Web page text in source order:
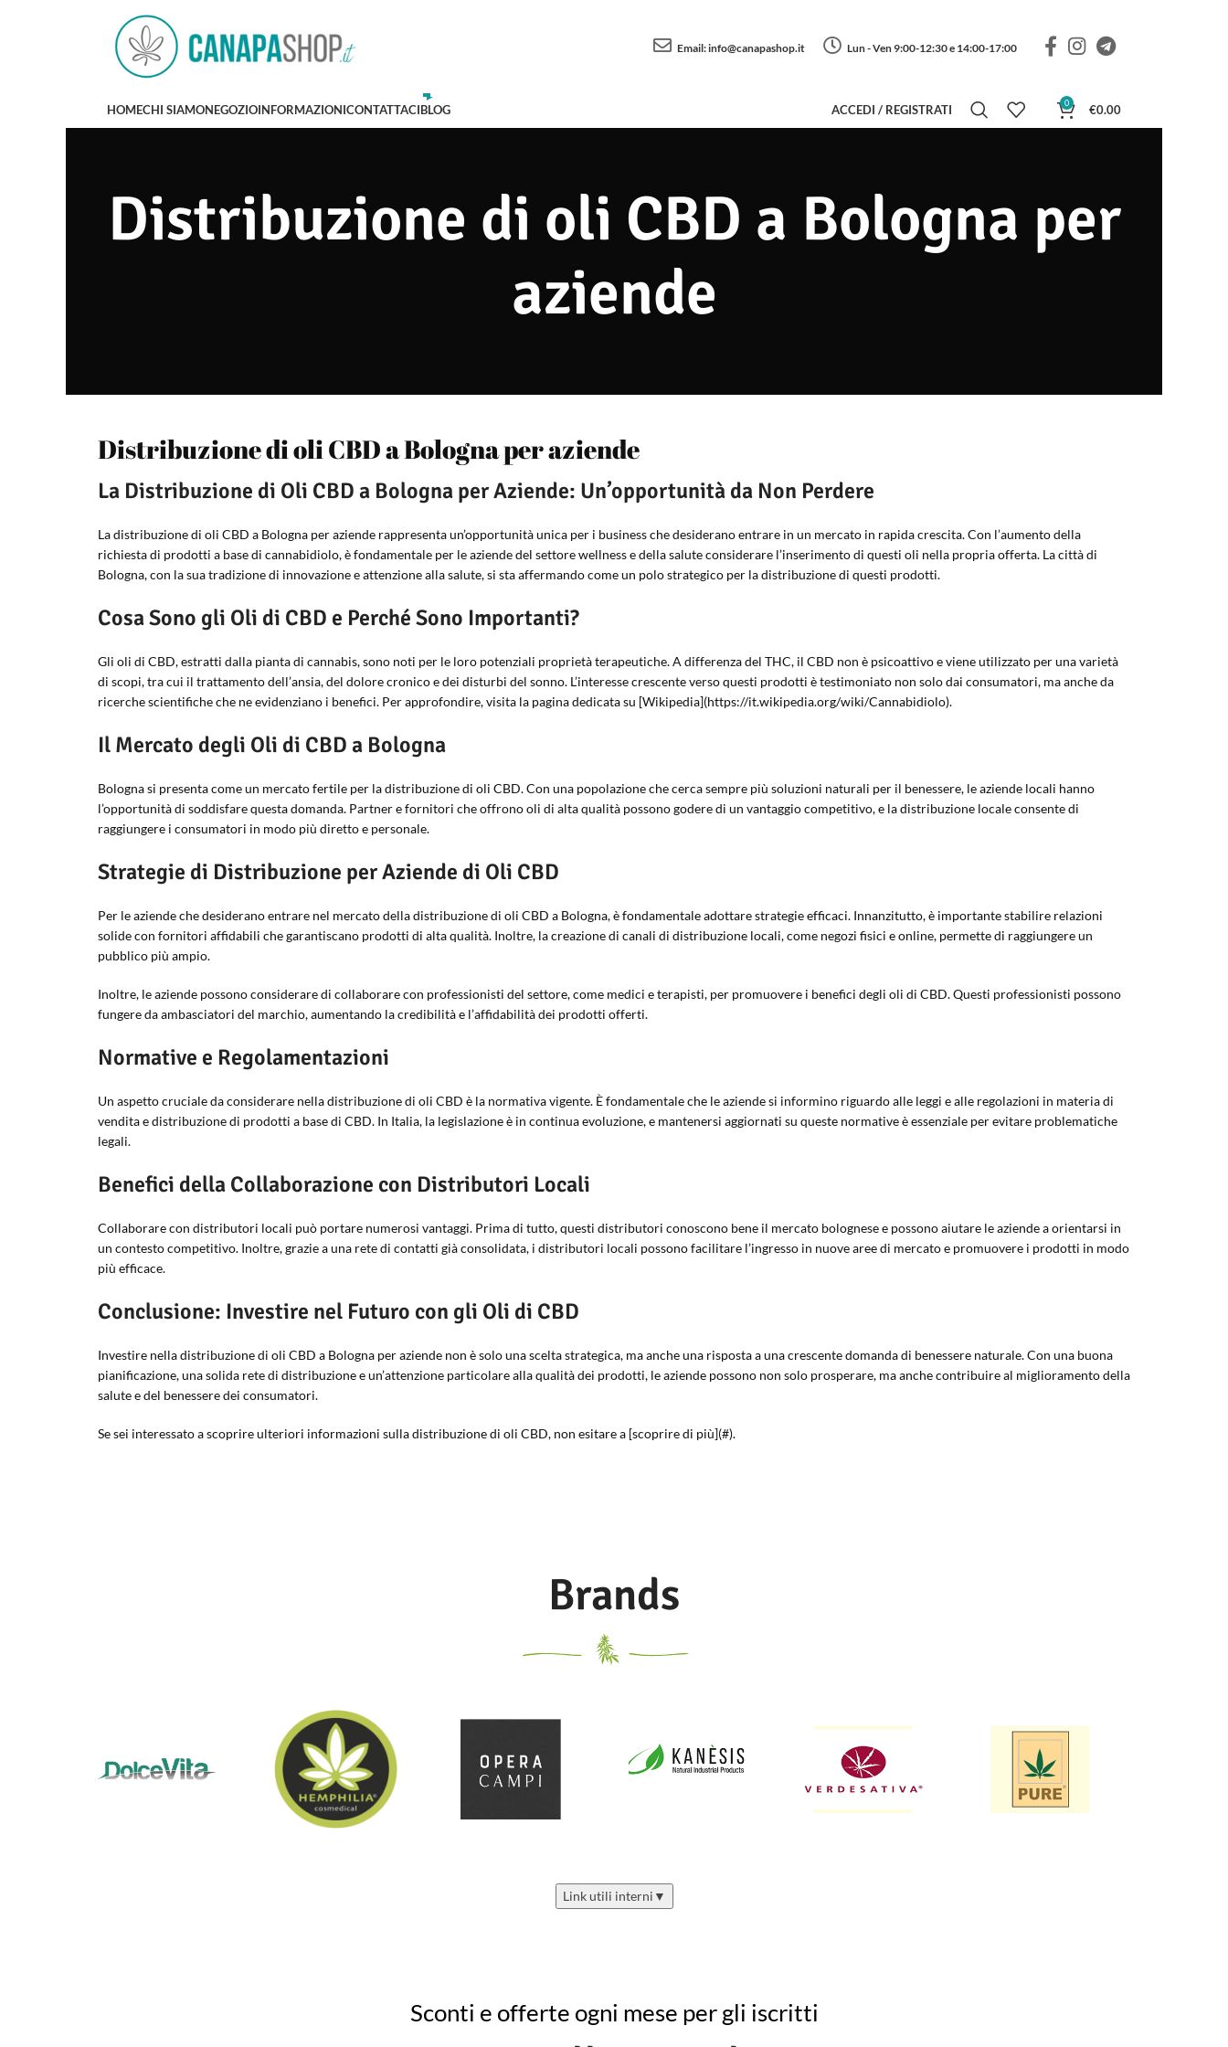
Email:info@canapashop.it Lun - Ven 9:00-12:30 e 14:00-17:00
HOMECHI SIAMONEGOZIOINFORMAZIONICONTATTACIBLOG ACCEDI / REGISTRATI 0 €0.00
Distribuzione di oli CBD a Bologna per
aziende
Distribuzione di oli CBD a Bologna per aziende
La Distribuzione di Oli CBD a Bologna per Aziende: Un’opportunità da Non Perdere
La distribuzione di oli CBD a Bologna per aziende rappresenta un’opportunità unica per i business che desiderano entrare in un mercato in rapida crescita. Con l’aumento della
richiesta di prodotti a base di cannabidiolo, è fondamentale per le aziende del settore wellness e della salute considerare l’inserimento di questi oli nella propria offerta. La città di
Bologna, con la sua tradizione di innovazione e attenzione alla salute, si sta affermando come un polo strategico per la distribuzione di questi prodotti.
Cosa Sono gli Oli di CBD e Perché Sono Importanti?
Gli oli di CBD, estratti dalla pianta di cannabis, sono noti per le loro potenziali proprietà terapeutiche. A differenza del THC, il CBD non è psicoattivo e viene utilizzato per una varietà
di scopi, tra cui il trattamento dell’ansia, del dolore cronico e dei disturbi del sonno. L’interesse crescente verso questi prodotti è testimoniato non solo dai consumatori, ma anche da
ricerche scientifiche che ne evidenziano i benefici. Per approfondire, visita la pagina dedicata su [Wikipedia](https://it.wikipedia.org/wiki/Cannabidiolo).
Il Mercato degli Oli di CBD a Bologna
Bologna si presenta come un mercato fertile per la distribuzione di oli CBD. Con una popolazione che cerca sempre più soluzioni naturali per il benessere, le aziende locali hanno
l’opportunità di soddisfare questa domanda. Partner e fornitori che offrono oli di alta qualità possono godere di un vantaggio competitivo, e la distribuzione locale consente di
raggiungere i consumatori in modo più diretto e personale.
Strategie di Distribuzione per Aziende di Oli CBD
Per le aziende che desiderano entrare nel mercato della distribuzione di oli CBD a Bologna, è fondamentale adottare strategie efficaci. Innanzitutto, è importante stabilire relazioni
solide con fornitori affidabili che garantiscano prodotti di alta qualità. Inoltre, la creazione di canali di distribuzione locali, come negozi fisici e online, permette di raggiungere un
pubblico più ampio.
Inoltre, le aziende possono considerare di collaborare con professionisti del settore, come medici e terapisti, per promuovere i benefici degli oli di CBD. Questi professionisti possono
fungere da ambasciatori del marchio, aumentando la credibilità e l’affidabilità dei prodotti offerti.
Normative e Regolamentazioni
Un aspetto cruciale da considerare nella distribuzione di oli CBD è la normativa vigente. È fondamentale che le aziende si informino riguardo alle leggi e alle regolazioni in materia di
vendita e distribuzione di prodotti a base di CBD. In Italia, la legislazione è in continua evoluzione, e mantenersi aggiornati su queste normative è essenziale per evitare problematiche
legali.
Benefici della Collaborazione con Distributori Locali
Collaborare con distributori locali può portare numerosi vantaggi. Prima di tutto, questi distributori conoscono bene il mercato bolognese e possono aiutare le aziende a orientarsi in
un contesto competitivo. Inoltre, grazie a una rete di contatti già consolidata, i distributori locali possono facilitare l’ingresso in nuove aree di mercato e promuovere i prodotti in modo
più efficace.
Conclusione: Investire nel Futuro con gli Oli di CBD
Investire nella distribuzione di oli CBD a Bologna per aziende non è solo una scelta strategica, ma anche una risposta a una crescente domanda di benessere naturale. Con una buona
pianificazione, una solida rete di distribuzione e un’attenzione particolare alla qualità dei prodotti, le aziende possono non solo prosperare, ma anche contribuire al miglioramento della
salute e del benessere dei consumatori.
Se sei interessato a scoprire ulteriori informazioni sulla distribuzione di oli CBD, non esitare a [scoprire di più](#).
Brands
Link utili interni ▼
Sconti e offerte ogni mese per gli iscritti